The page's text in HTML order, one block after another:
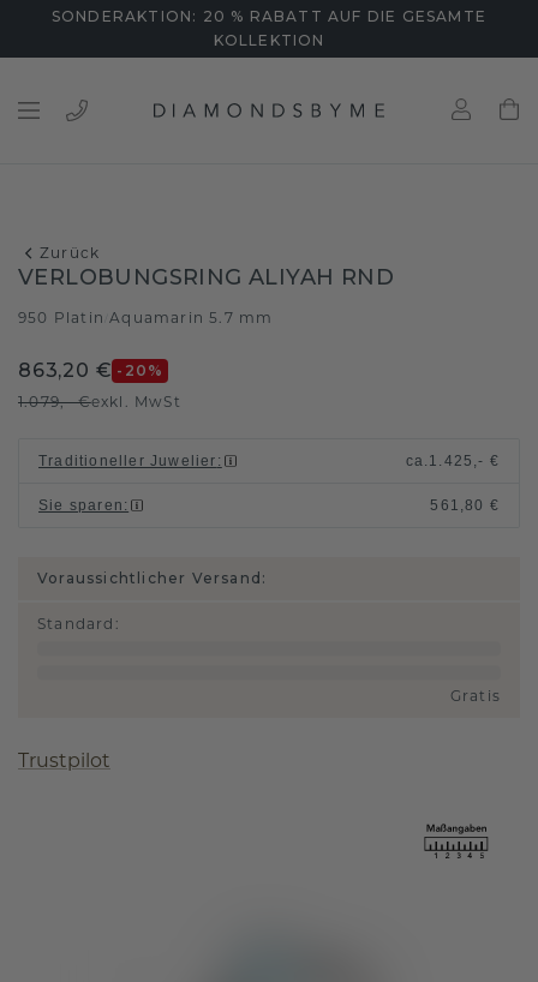
SONDERAKTION: 20 % RABATT AUF DIE GESAMTE
KOLLEKTION
Zurück
VERLOBUNGSRING ALIYAH RND
950 Platin /Aquamarin 5.7 mm
863,20 € -20 %
1.079,- €exkl. MwSt
Traditioneller Juwelier : ca. 1.425,- €
Sie sparen : 561,80 €
Voraussichtlicher Versand:
Standard :
Gratis
Trustpilot